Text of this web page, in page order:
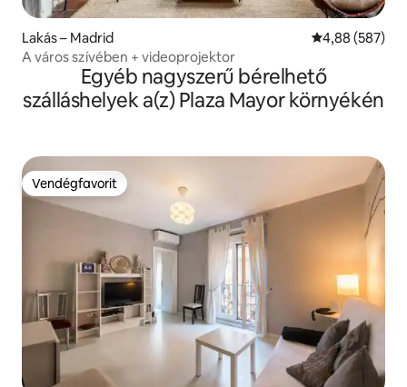
Lakás – Madrid Átlagos
4,88 (587)
A város szívében + videoprojektor
Egyéb nagyszerű bérelhető
szálláshelyek a(z) Plaza Mayor környékén
Vendégfavorit
Vendégfavorit